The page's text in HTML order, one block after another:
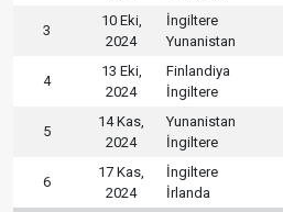
3
10 Eki,
2024
İngiltere
Yunanistan
4
13 Eki,
2024
Finlandiya
İngiltere
5
14 Kas,
2024
Yunanistan
İngiltere
6
17 Kas,
2024
İngiltere
İrlanda